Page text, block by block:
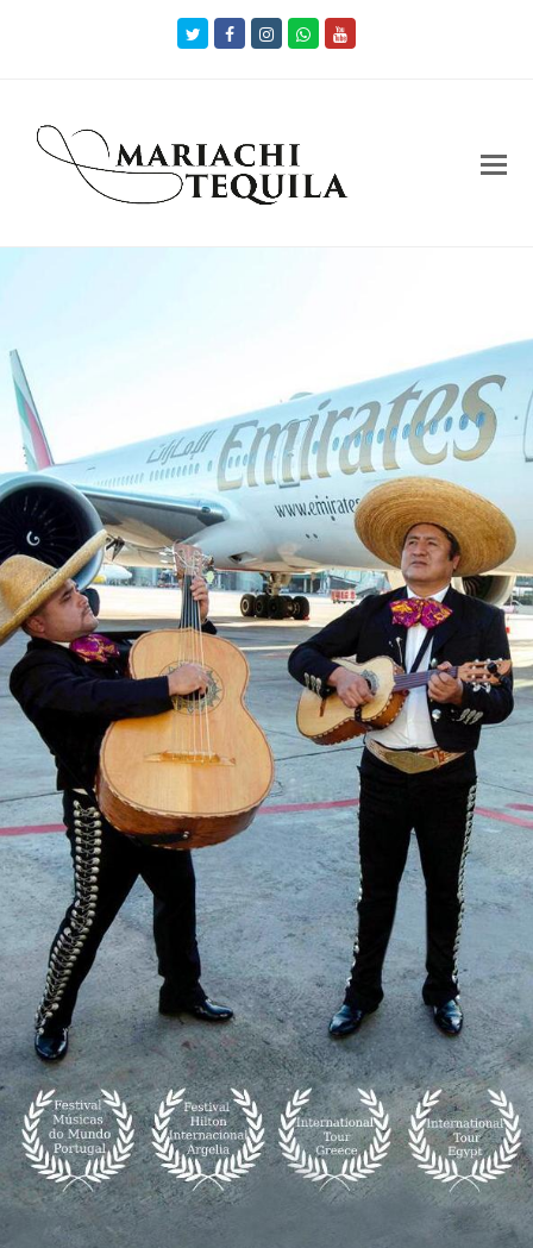
Twitter FacebookInstagramWhatsapp